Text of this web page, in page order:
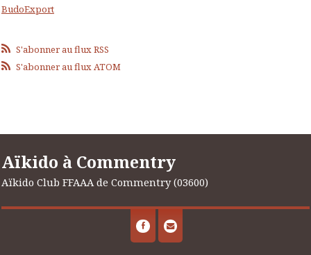
BudoExport
S'abonner au flux RSS
S'abonner au flux ATOM
Aïkido à Commentry
Aïkido Club FFAAA de Commentry (03600)